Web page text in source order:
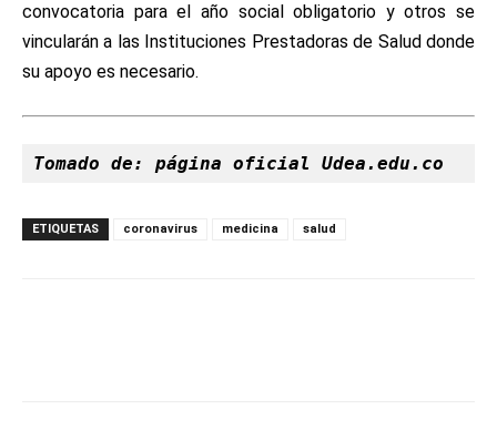
convocatoria para el año social obligatorio y otros se
vincularán a las Instituciones Prestadoras de Salud donde
su apoyo es necesario.
Tomado de: página oficial Udea.edu.co
ETIQUETAS coronavirus medicina salud